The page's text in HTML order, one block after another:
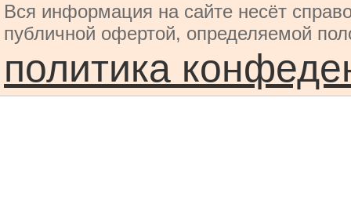
Вся информация на сайте несёт
публичной офертой, определяемой
политика